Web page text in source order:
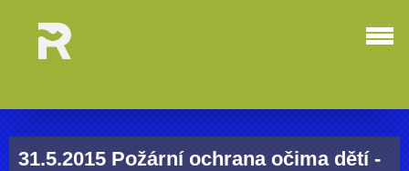
31.5.2015 Požární ochrana očima dětí -